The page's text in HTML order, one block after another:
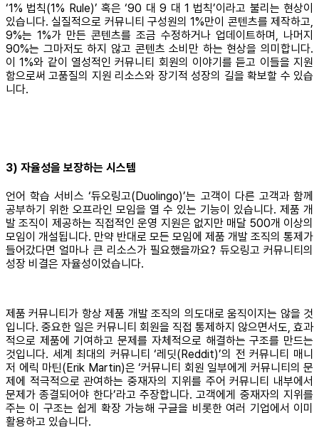
‘1% 법칙(1% Rule)’ 혹은 ‘90 대 9 대 1 법칙’이라고 불리는 현상이
있습니다. 실질적으로 커뮤니티 구성원의 1%만이 콘텐츠를 제작하고,
9%는 1%가 만든 콘텐츠를 조금 수정하거나 업데이트하며, 나머지
90%는 그마저도 하지 않고 콘텐츠 소비만 하는 현상을 의미합니다.
이 1%와 같이 열성적인 커뮤니티 회원의 이야기를 듣고 이들을 지원
함으로써 고품질의 지원 리소스와 장기적 성장의 길을 확보할 수 있습
니다.
3) 자율성을 보장하는 시스템
언어 학습 서비스 ‘듀오링고(Duolingo)’는 고객이 다른 고객과 함께
공부하기 위한 오프라인 모임을 열 수 있는 기능이 있습니다. 제품 개
발 조직이 제공하는 직접적인 운영 지원은 없지만 매달 500개 이상의
모임이 개설됩니다. 만약 반대로 모든 모임에 제품 개발 조직의 통제가
들어갔다면 얼마나 큰 리소스가 필요했을까요? 듀오링고 커뮤니티의
성장 비결은 자율성이었습니다.
제품 커뮤니티가 항상 제품 개발 조직의 의도대로 움직이지는 않을 것
입니다. 중요한 일은 커뮤니티 회원을 직접 통제하지 않으면서도, 효과
적으로 제품에 기여하고 문제를 자체적으로 해결하는 구조를 만드는
것입니다. 세계 최대의 커뮤니티 ‘레딧(Reddit)’의 전 커뮤니티 매니
저 에릭 마틴(Erik Martin)은 ‘커뮤니티 회원 일부에게 커뮤니티의 문
제에 적극적으로 관여하는 중재자의 지위를 주어 커뮤니티 내부에서
문제가 종결되어야 한다’라고 주장합니다. 고객에게 중재자의 지위를
주는 이 구조는 쉽게 확장 가능해 구글을 비롯한 여러 기업에서 이미
활용하고 있습니다.